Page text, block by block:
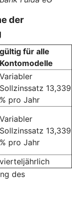
der
gültig für alle
Kontomodelle
Variabler
Sollzinssatz 13,339
% pro Jahr
Variabler
Sollzinssatz 13,339
% pro Jahr
vierteljährlich
des